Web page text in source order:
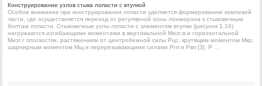
Конструирование узлов стыка лопасти с втулкой
Особое внимание при конструировании лопасти уделяется формированию комлевой
части, где осуществляется переход от регулярной зоны лонжерона к стыковочным
болтам лопасти. Стыковочные узлы лопасти с элементом втулки (рисунок 1.16)
нагружаются изгибающими моментами в вертикальной Мизг.в и горизонтальной
Мизг.г плоскостях, растяжением от центробежной силы Pцс, крутящим моментом Mкр,
шарнирным моментом Мщ и перерезывающими силами Ргп и Рвп [3]. Р ...